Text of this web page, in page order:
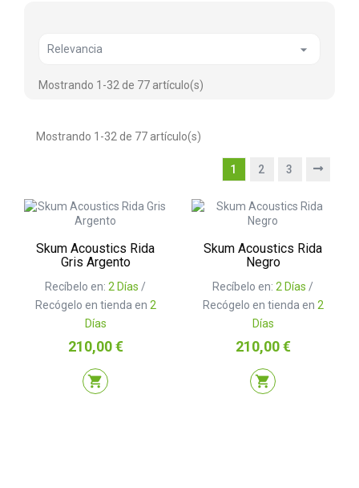
Relevancia 
Mostrando 1-32 de 77 artículo(s)
Mostrando 1-32 de 77 artículo(s)
1 2 3
Skum Acoustics Rida
Gris Argento
Recíbelo en: 2 Días /
Recógelo en tienda en 2
Días
Precio
210,00 €
shopping_cart
Skum Acoustics Rida
Negro
Recíbelo en: 2 Días /
Recógelo en tienda en 2
Días
Precio
210,00 €
shopping_cart